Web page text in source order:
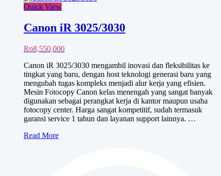
Quick View
Canon iR 3025/3030
Rp8,550,000
Canon iR 3025/3030 mengambil inovasi dan fleksibilitas ke
tingkat yang baru, dengan host teknologi generasi baru yang
mengubah tugas kompleks menjadi alur kerja yang efisien.
Mesin Fotocopy Canon kelas menengah yang sangat banyak
digunakan sebagai perangkat kerja di kantor maupun usaha
fotocopy center. Harga sangat kompetitif, sudah termasuk
garansi service 1 tahun dan layanan support lainnya. …
Canon
Read More